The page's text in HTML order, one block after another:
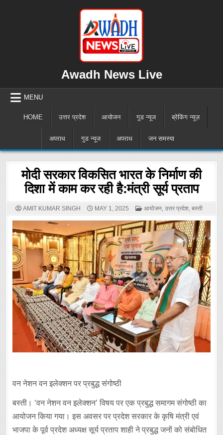
Awadh News Live
MENU
HOME उत्तर प्रदेश आयोजन गुड न्यूज ब्रेकिंग न्यूज़
अपराध गुड न्यूज अपराध जन समस्या
मोदी सरकार विकसित भारत के निर्माण की
दिशा में काम कर रही है:मंत्री सूर्य प्रताप
AMIT KUMAR SINGH MAY 1, 2025
POSTED
IN
आयोजन, उत्तर प्रदेश, बस्ती
वन नेशन वन इलेक्शन पर प्रबुद्ध संगोष्ठी
बस्ती। ‘वन नेशन वन इलेक्शन’ विषय पर एक प्रबुद्ध समागम संगोष्ठी का
आयोजन किया गया। इस अवसर पर प्रदेश सरकार के कृषि मंत्री एवं
भाजपा के पूर्व प्रदेश अध्यक्ष सूर्य प्रताप शाही ने प्रबुद्ध जनों को संबोधित